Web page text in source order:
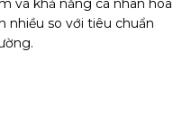
và khả năng cá nhân hóa
nhiều so với tiêu chuẩn